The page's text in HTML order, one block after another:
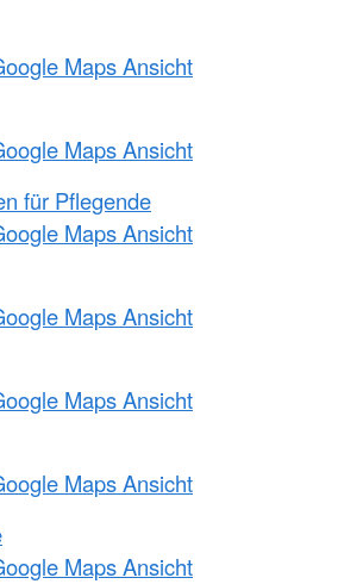
Maps Ansicht
Maps Ansicht
für Pflegende
Maps Ansicht
Maps Ansicht
Maps Ansicht
Maps Ansicht
Maps Ansicht